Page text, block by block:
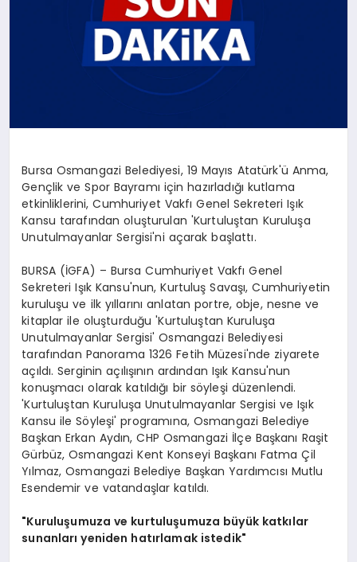
Bursa Osmangazi Belediyesi, 19 Mayıs Atatürk'ü Anma,
Gençlik ve Spor Bayramı için hazırladığı kutlama
etkinliklerini, Cumhuriyet Vakfı Genel Sekreteri Işık
Kansu tarafından oluşturulan 'Kurtuluştan Kuruluşa
Unutulmayanlar Sergisi'ni açarak başlattı.
BURSA (İGFA) – Bursa Cumhuriyet Vakfı Genel
Sekreteri Işık Kansu'nun, Kurtuluş Savaşı, Cumhuriyetin
kuruluşu ve ilk yıllarını anlatan portre, obje, nesne ve
kitaplar ile oluşturduğu 'Kurtuluştan Kuruluşa
Unutulmayanlar Sergisi' Osmangazi Belediyesi
tarafından Panorama 1326 Fetih Müzesi'nde ziyarete
açıldı. Serginin açılışının ardından Işık Kansu'nun
konuşmacı olarak katıldığı bir söyleşi düzenlendi.
'Kurtuluştan Kuruluşa Unutulmayanlar Sergisi ve Işık
Kansu ile Söyleşi' programına, Osmangazi Belediye
Başkan Erkan Aydın, CHP Osmangazi İlçe Başkanı Raşit
Gürbüz, Osmangazi Kent Konseyi Başkanı Fatma Çil
Yılmaz, Osmangazi Belediye Başkan Yardımcısı Mutlu
Esendemir ve vatandaşlar katıldı.
"Kuruluşumuza ve kurtuluşumuza büyük katkılar
sunanları yeniden hatırlamak istedik"